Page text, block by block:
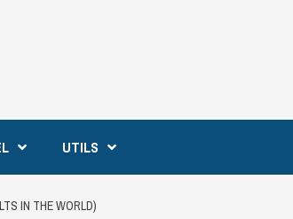
UTILS
IN THE WORLD)